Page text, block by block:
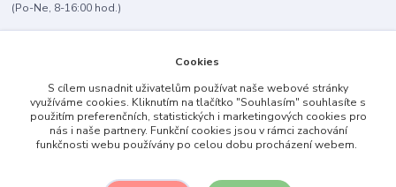
(Po-Ne, 8-16:00 hod.)
Cookies
S cílem usnadnit uživatelům používat naše webové stránky
využíváme cookies. Kliknutím na tlačítko "Souhlasím" souhlasíte s
použitím preferenčních, statistických i marketingových cookies pro
nás i naše partnery. Funkční cookies jsou v rámci zachování
funkčnosti webu používány po celou dobu procházení webem.